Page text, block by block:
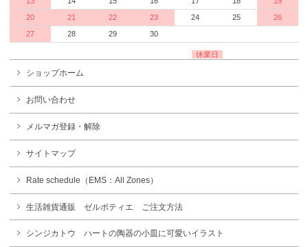
20
21 22 23 24 25
26
27
28 29 30
休業日
ショップホーム
お問い合わせ
メルマガ登録・解除
サイトマップ
Rate schedule（EMS：All Zones）
生活雑貨通販 ゼルポティエ ご注文方法
シンジカトウ ハートの陶器の小皿に可愛いイラスト